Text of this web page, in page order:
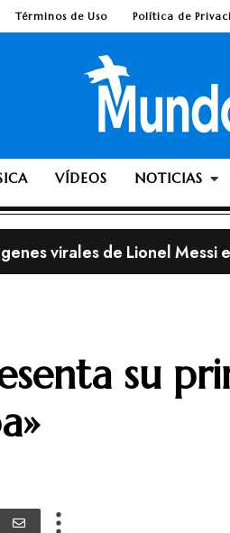
Términos de Uso Política de
VÍDEOS NOTICIAS
la Biblia; ¿Es pecado ante
de estreno, con el
su